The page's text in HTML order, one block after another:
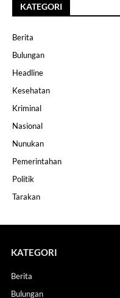
KATEGORI
Berita
Bulungan
Headline
Kesehatan
Kriminal
Nasional
Nunukan
Pemerintahan
Politik
Tarakan
KATEGORI
Berita
Bulungan